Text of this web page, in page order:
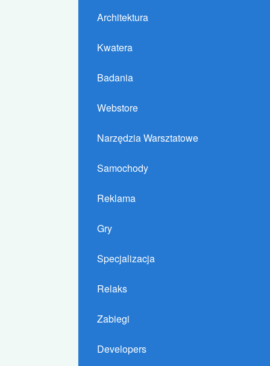
Architektura
Kwatera
Badania
Webstore
Narzędzia Warsztatowe
Samochody
Reklama
Gry
Specjalizacja
Relaks
Zabiegi
Developers